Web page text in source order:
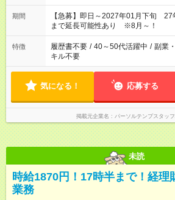
期間
【急募】即日～2027年01月下旬
まで延長可能性あり ※8月～！
特徴 履歴書不要 / 40～50代活躍中 / 副業
キル不要
気になる！ 応募する
掲載元企業名 パーソルテンプスタッ
未読
時給1870円！17時半まで！経理
業務